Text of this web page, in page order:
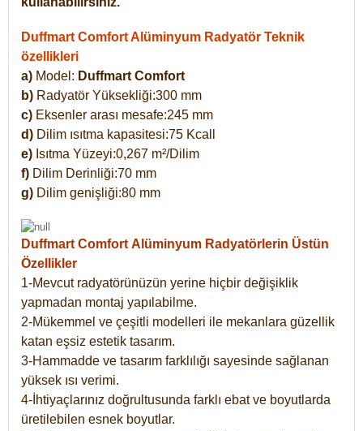
Duffmart Comfort Alüminyum Radyatör Teknik
özellikleri
a) Model: Duffmart Comfort
b) Radyatör Yüksekliği:300 mm
c) Eksenler arası mesafe:245 mm
d) Dilim ısıtma kapasitesi:75 Kcall
e) Isıtma Yüzeyi:0,267 m²/Dilim
f) Dilim Derinliği:70 mm
g) Dilim genişliği:80 mm
Duffmart Comfort Alüminyum Radyatörlerin Üstün
Özellikler
1-Mevcut radyatörünüzün yerine hiçbir değişiklik
yapmadan montaj yapılabilme.
2-Mükemmel ve çeşitli modelleri ile mekanlara güzellik
katan eşsiz estetik tasarım.
3-Hammadde ve tasarım farklılığı sayesinde sağlanan
yüksek ısı verimi.
4-İhtiyaçlarınız doğrultusunda farklı ebat ve boyutlarda
üretilebilen esnek boyutlar.